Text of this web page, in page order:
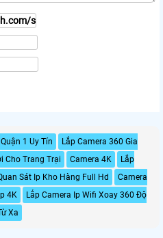
1 Uy Tín
Lắp Camera 360 Gia
Cho Trang Trại Camera 4K
Lắp
Sát Ip Kho Hàng Full Hd
Camera
4K
Lắp Camera Ip Wifi Xoay 360 Độ
Xa